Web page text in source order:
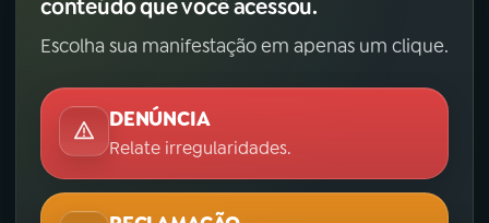
conteúdo que você acessou.
Escolha sua manifestação em apenas um clique.
DENÚNCIA
Relate irregularidades.